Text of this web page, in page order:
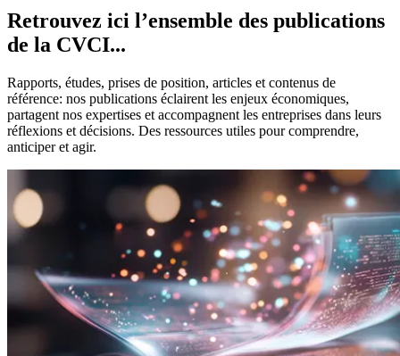
Retrouvez ici l’ensemble des publications
de la CVCI...
Rapports, études, prises de position, articles et contenus de
référence: nos publications éclairent les enjeux économiques,
partagent nos expertises et accompagnent les entreprises dans leurs
réflexions et décisions. Des ressources utiles pour comprendre,
anticiper et agir.